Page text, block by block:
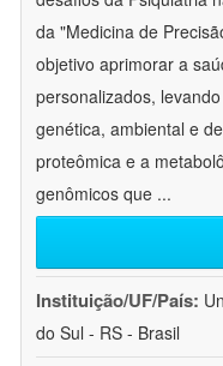
da "Medicina de
objetivo aprimorar a
personalizados,
genética, ambiental e
proteômica e a
genômicos que ...
Instituição/UF/País:
do Sul - RS - Brasil